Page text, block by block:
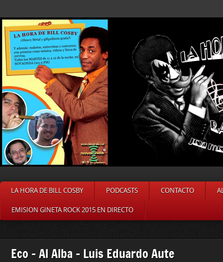
LA HORA DE BILL COSBY PODCASTS CONTACTO
EMISION GINETA ROCK 2015 EN DIRECTO
Eco – Al Alba – Luis Eduardo Aute